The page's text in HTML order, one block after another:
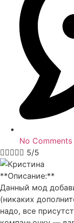
No Comments
 5/5
**Описание:**
Данный мод
(никаких
надо, все